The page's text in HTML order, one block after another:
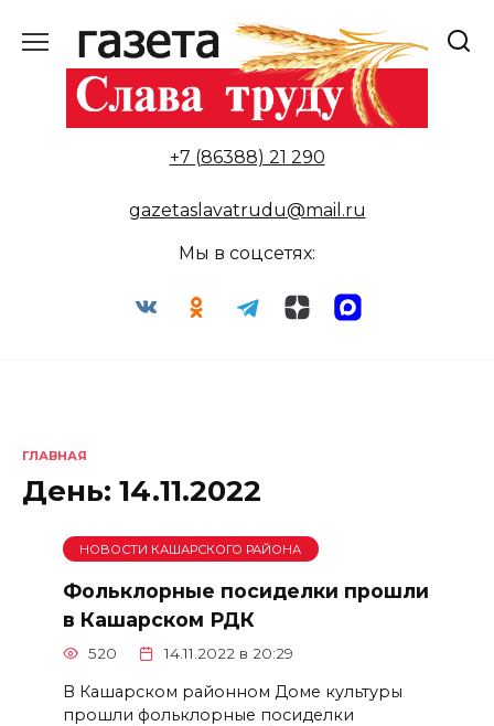
содержанию
+7 (86388) 21 290
gazetaslavatrudu@mail.ru
Мы в соцсетях:
ГЛАВНАЯ
День: 14.11.2022
НОВОСТИ КАШАРСКОГО РАЙОНА
Фольклорные посиделки прошли
в Кашарском РДК
520 14.11.2022 в 20:29
В Кашарском районном Доме культуры
прошли фольклорные посиделки